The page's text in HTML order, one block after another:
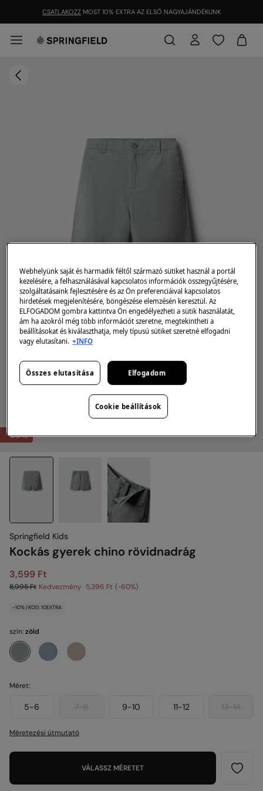
CSATLAKOZZ MOST 10% EXTRA AZ ELSŐ NAGYAJÁNDÉKUNK
-60%
Springfield Kids
Kockás gyerek chino rövidnadrág
3,599 Ft
8,995 Ft Kedvezmény 5,396 Ft 60
-10% | KOD: 10EXTRA
szín:zöld
Méret:
5-6 7-8 9-10 11-12 13-14
Méretezési útmutató
VÁLASSZ MÉRETET
Webhelyünk saját és harmadik féltől származó sütiket használ a portál
kezelésére, a felhasználásával kapcsolatos információk összegyűjtésére,
szolgáltatásaink fejlesztésére és az Ön preferenciáival kapcsolatos
hirdetések megjelenítésére, böngészése elemzésén keresztül. Az
ELFOGADOM gombra kattintva Ön engedélyezheti a sütik használatát,
ám ha azokról még több információt szeretne, megtekintheti a
beállításokat és kiválaszthatja, mely típusú sütiket szeretné elfogadni
vagy elutasítani. +INFO
Összes elutasítása Elfogadom
Cookie beállítások